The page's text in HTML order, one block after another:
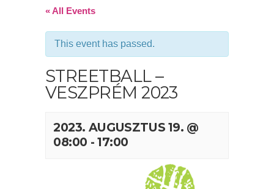
« All Events
This event has passed.
STREETBALL –
VESZPRÉM 2023
2023. AUGUSZTUS 19. @
08:00 - 17:00